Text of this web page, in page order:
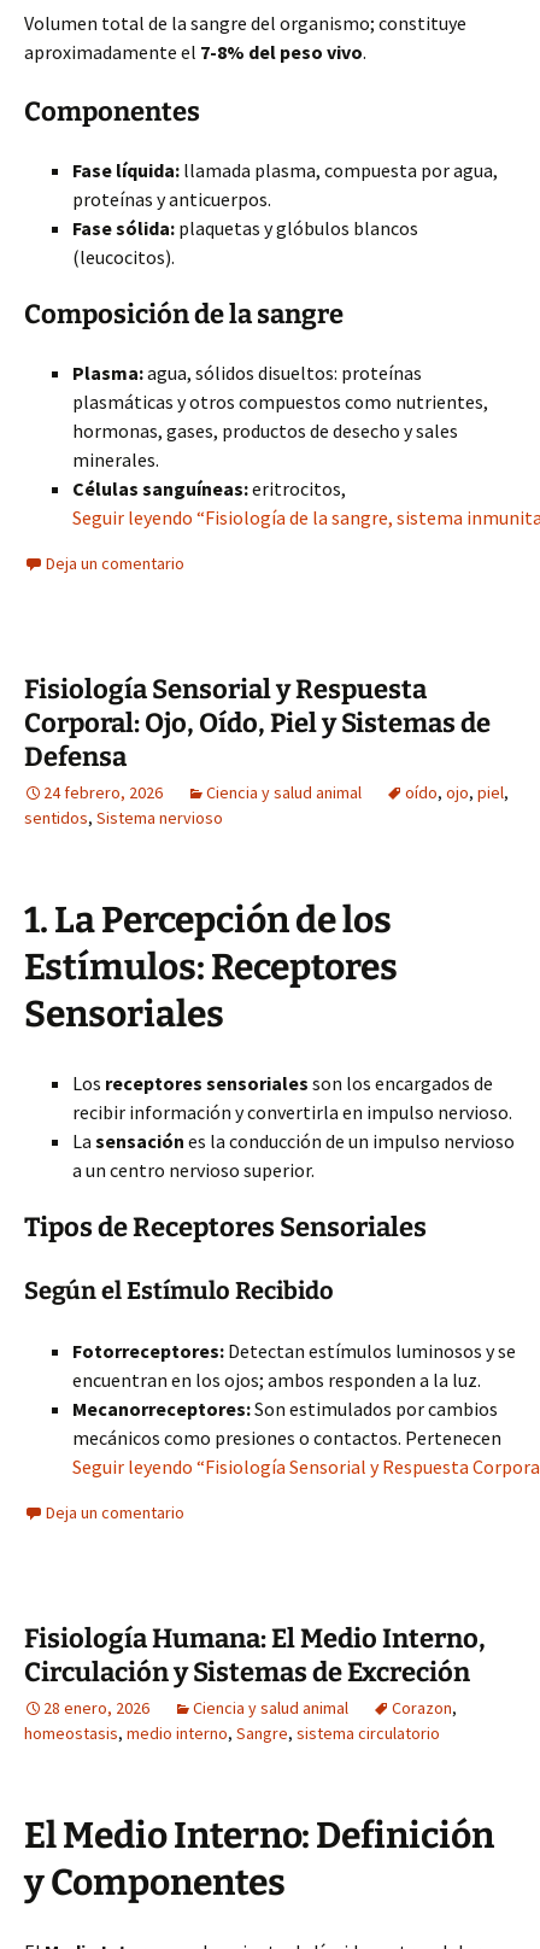
Volumen total de la sangre del organismo; constituye
aproximadamente el 7-8% del peso vivo.
Componentes
Fase líquida: llamada plasma, compuesta por agua,
proteínas y anticuerpos.
Fase sólida: plaquetas y glóbulos blancos
(leucocitos).
Composición de la sangre
Plasma:agua, sólidos disueltos: proteínas
plasmáticas y otros compuestos como nutrientes,
hormonas, gases, productos de desecho y sales
minerales.
Células sanguíneas:eritrocitos,
Seguir leyendo “Fisiología de la sangre, sistema
Deja un comentario
Fisiología Sensorial y Respuesta
Corporal: Ojo, Oído, Piel y Sistemas de
Defensa
24 febrero, 2026 Ciencia y salud animal oído, ojo, piel,
sentidos, Sistema nervioso
1. La Percepción de los
Estímulos: Receptores
Sensoriales
Los receptores sensoriales son los encargados de
recibir información y convertirla en impulso nervioso.
La sensación es la conducción de un impulso nervioso
a un centro nervioso superior.
Tipos de Receptores Sensoriales
Según el Estímulo Recibido
Fotorreceptores: Detectan estímulos luminosos y se
encuentran en los ojos; ambos responden a la luz.
Mecanorreceptores:Son estimulados por cambios
mecánicos como presiones o contactos. Pertenecen
Seguir leyendo “Fisiología Sensorial y Respuesta
Deja un comentario
Fisiología Humana: El Medio Interno,
Circulación y Sistemas de Excreción
28 enero, 2026 Ciencia y salud animal Corazon,
homeostasis, medio interno, Sangre, sistema circulatorio
El Medio Interno: Definición
y Componentes